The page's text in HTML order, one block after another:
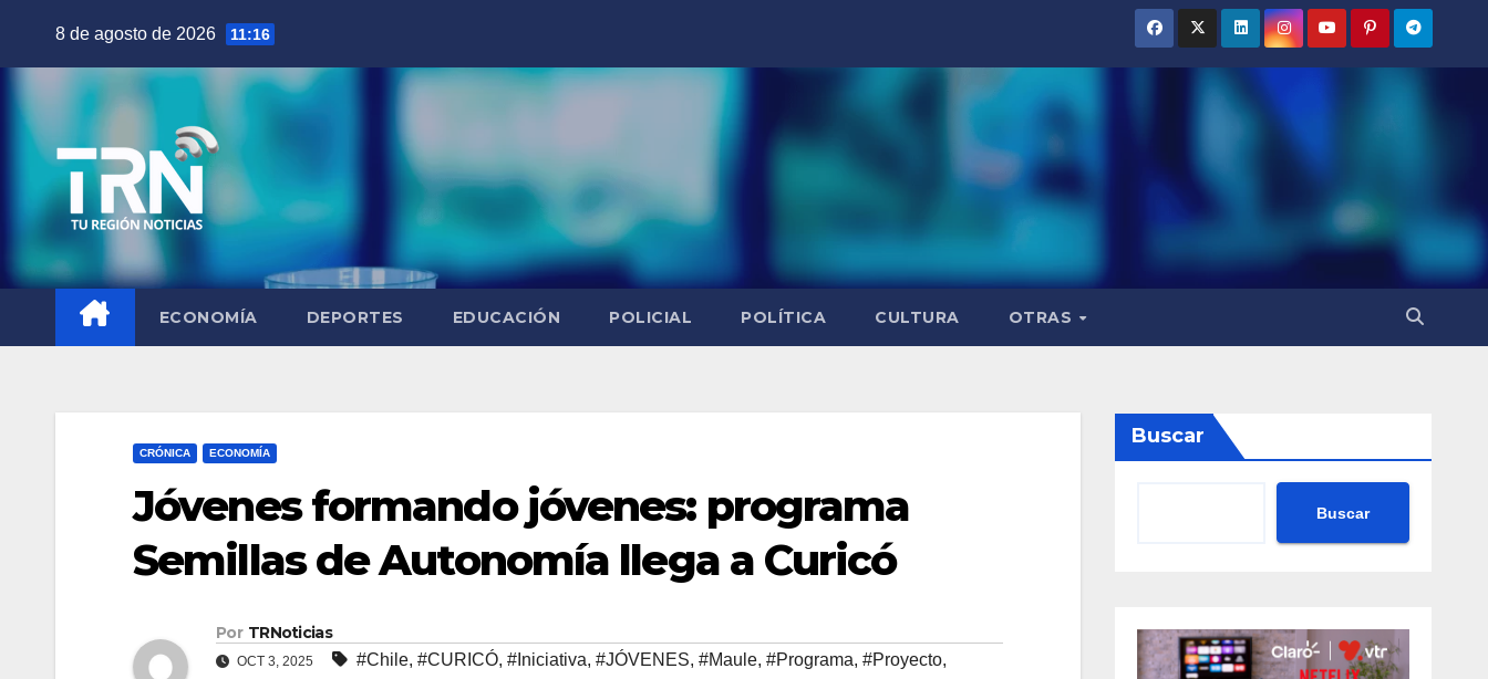
8 de agosto de 2026 11:16
ECONOMÍA DEPORTES EDUCACIÓN POLICIAL POLÍTICA CULTURA OTRAS
CRÓNICA ECONOMÍA
Jóvenes formando jóvenes: programa
Semillas de Autonomía llega a Curicó
Por TRNoticias
OCT 3, 2025 #Chile, #CURICÓ, #Iniciativa, #JÓVENES, #Maule, #Programa, #Proyecto,
Buscar
Buscar